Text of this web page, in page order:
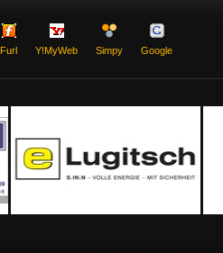
Furl Y!MyWeb Simpy Google